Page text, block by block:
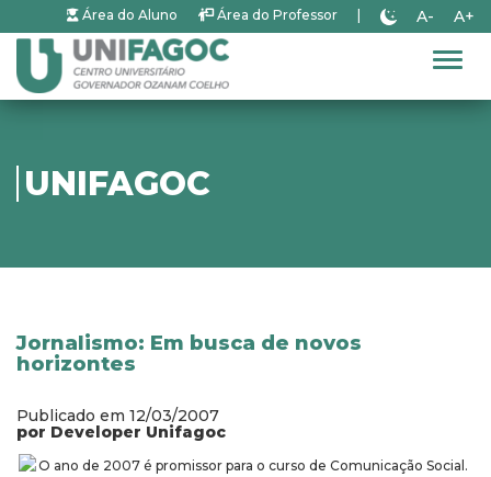
Área do Aluno Área do Professor A- A+
UNIFAGOC
Jornalismo: Em busca de novos
horizontes
Publicado em 12/03/2007
por Developer Unifagoc
O ano de 2007 é promissor para o curso de Comunicação Social.